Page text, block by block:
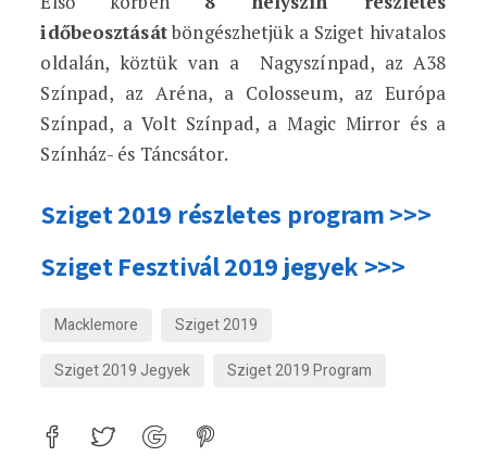
időbeosztásátböngészhetjük a Sziget hivatalos
oldalán, köztük van a Nagyszínpad, az A38
Színpad, az Aréna, a Colosseum, az Európa
Színpad, a Volt Színpad, a Magic Mirror és a
Színház- és Táncsátor.
Sziget 2019 részletes program >>>
Sziget Fesztivál 2019 jegyek >>>
Macklemore
Sziget 2019
Sziget 2019 Jegyek
Sziget 2019 Program